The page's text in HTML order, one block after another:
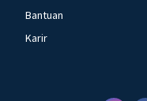
Bantuan
Karir